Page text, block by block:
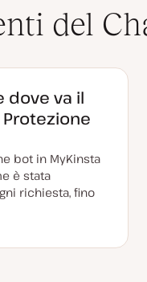
del
dove va il
bot in MyKinsta
è stata
richiesta, fino